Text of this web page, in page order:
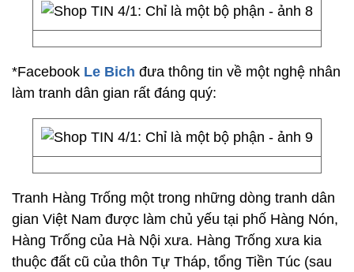
*Facebook Le Bich đưa thông tin về một nghệ nhân
làm tranh dân gian rất đáng quý:
Tranh Hàng Trống một trong những dòng tranh dân
gian Việt Nam được làm chủ yếu tại phố Hàng Nón,
Hàng Trống của Hà Nội xưa. Hàng Trống xưa kia
thuộc đất cũ của thôn Tự Tháp, tổng Tiền Túc (sau